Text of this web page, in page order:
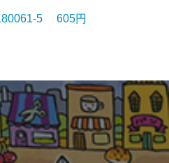
5 605円